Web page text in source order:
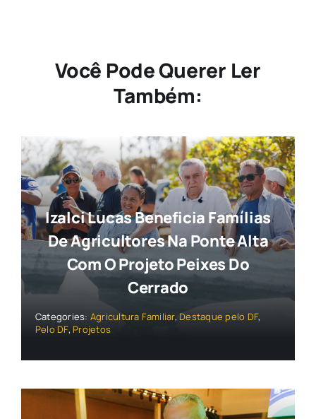
Você Pode Querer Ler
Também:
Izalci Lucas Beneficia Famílias
De Agricultores Na Ponte Alta
Com O Projeto Peixes Do
Cerrado
Categories: Agricultura Familiar,Destaque pelo DF,
Pelo DF, Projetos